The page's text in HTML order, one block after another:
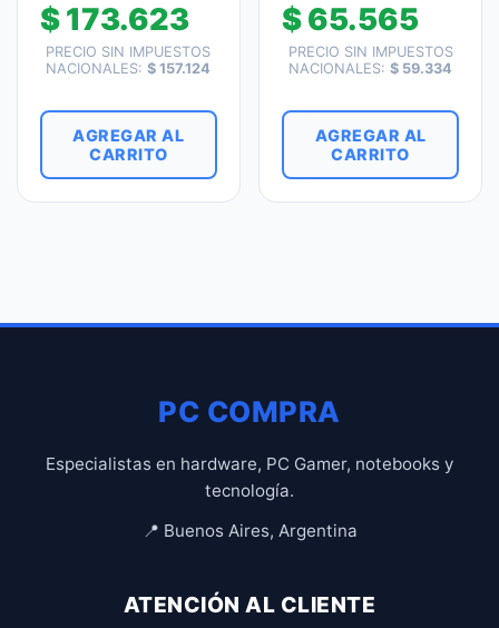
$173.623
PRECIO SIN IMPUESTOS
NACIONALES:$ 157.124
AGREGAR AL
CARRITO
$65.565
PRECIO SIN IMPUESTOS
NACIONALES:$ 59.334
AGREGAR AL
CARRITO
PC COMPRA
Especialistas en hardware, PC Gamer, notebooks y
tecnología.
📍 Buenos Aires, Argentina
ATENCIÓN AL CLIENTE